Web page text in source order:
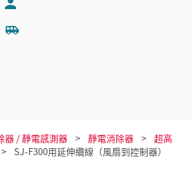
器 / 靜電感測器 靜電消除器
超高
SJ-F300用延伸纜線（風扇到控制器）